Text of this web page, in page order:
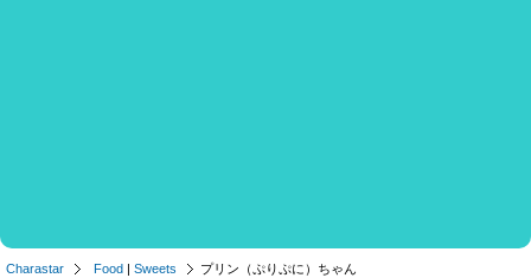
Charastar Food | Sweets プリン（ぷりぷに）ちゃん